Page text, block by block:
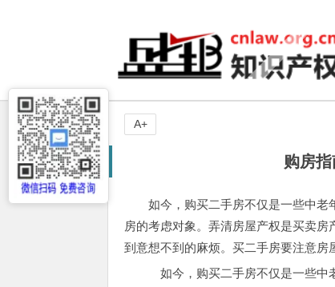
购房
如今，购买二手房不仅是一些中
房的考虑对象。弄清房屋产权是买卖房
到意想不到的麻烦。买二手房要注意房
如今，购买二手房不仅是一些中
A+